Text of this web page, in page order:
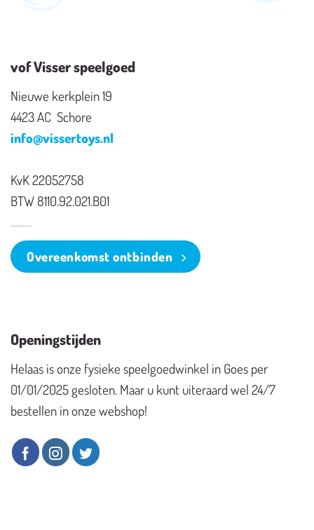
vof Visser speelgoed
Nieuwe kerkplein 19
4423 AC Schore
info@vissertoys.nl
KvK 22052758
BTW 8110.92.021.B01
Overeenkomst ontbinden
Openingstijden
Helaas is onze fysieke speelgoedwinkel in Goes per
01/01/2025 gesloten. Maar u kunt uiteraard wel 24/7
bestellen in onze webshop!